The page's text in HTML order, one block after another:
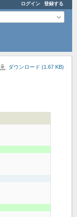
ログイン 登録する
ダウンロード (1.67 KB)